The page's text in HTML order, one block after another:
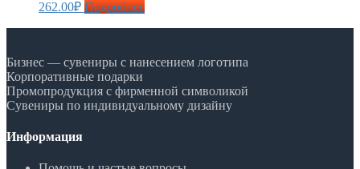
262.00₽ Подробнее
Бизнес — сувениры с нанесением логотипа
Корпоративные подарки
Промопродукция с фирменной символикой
Сувениры по индивидуальному дизайну
Информация